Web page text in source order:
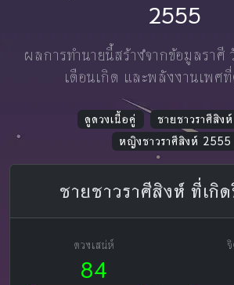
2555
ผลการทำนายนี้สร้างจากข้อมูลราศี
เดือนเกิด และพลังงานเพศ
ดูดวงเนื้อคู่
ชายชาวราศีสิง
หญิงชาวราศีสิงห์ 2555
ชายชาวราศีสิงห์ ที่เกิ
ดวงเสน่ห์
84